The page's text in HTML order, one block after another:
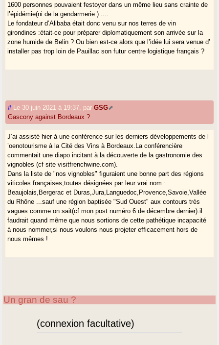
1600 personnes pouvaient festoyer dans un même lieu sans crainte de
l’épidémie(ni de la gendarmerie ) ....
Le fondateur d’Alibaba était donc venu sur nos terres de vin
girondines :était-ce pour préparer diplomatiquement son arrivée sur la
zone humide de Belin ? Ou bien est-ce alors que l’idée lui sera venue d’
installer pas trop loin de Pauillac son futur centre logistique français ?
# Le 30 juin 2021 à 19:37, parGSG
Gascony against Bordeaux ?
J’ai assisté hier à une conférence sur les derniers développements de l
’oenotourisme à la Cité des Vins à Bordeaux.La conférencière
commentait une diapo incitant à la découverte de la gastronomie des
vignobles (cf site visitfrenchwine.com).
Dans la liste de "nos vignobles" figuraient une bonne part des régions
viticoles françaises,toutes désignées par leur vrai nom :
Beaujolais,Bergerac et Duras,Jura,Languedoc,Provence,Savoie,Vallée
du Rhône ...sauf une région baptisée "Sud Ouest" aux contours très
vagues comme on sait(cf mon post numéro 6 de décembre dernier):il
faudrait quand même que nous sortions de cette pathétique incapacité
à nous nommer,si nous voulons nous projeter efficacement hors de
nous mêmes !
Un gran de sau ?
(connexion facultative)